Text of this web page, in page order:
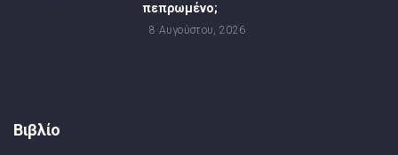
πεπρωμένο;
8 Αυγούστου, 2026
Βιβλίο